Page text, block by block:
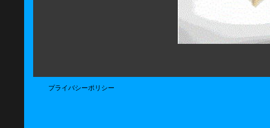
プライバシーポリシー